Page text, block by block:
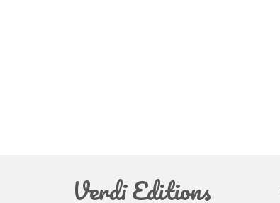
Verdi Editions